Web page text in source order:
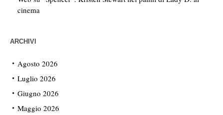
cinema
ARCHIVI
Agosto 2026
Luglio 2026
Giugno 2026
Maggio 2026